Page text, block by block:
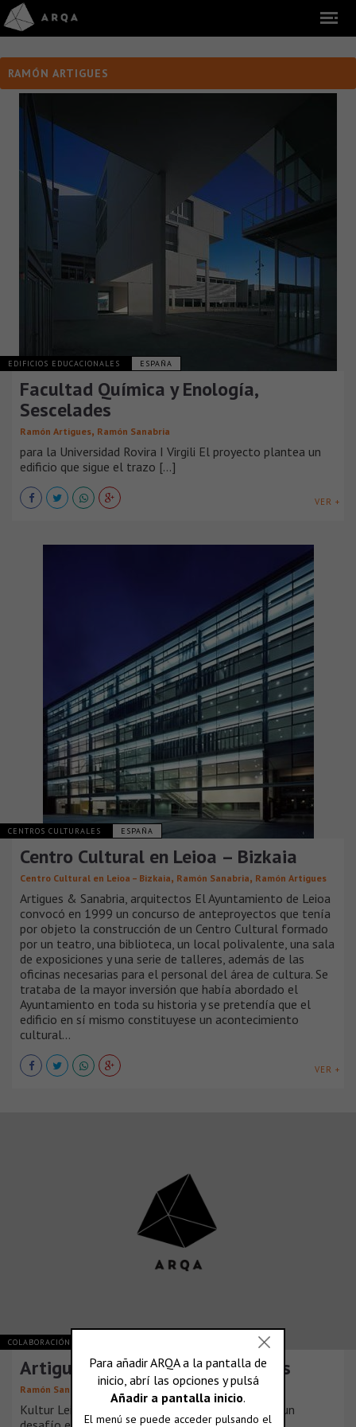
RAMÓN ARTIGUES
EDIFICIOS EDUCACIONALES ESPAÑA
Facultad Química y Enología,
Sescelades
Ramón Artigues, Ramón Sanabria
para la Universidad Rovira I Virgili El proyecto plantea un
edificio que sigue el trazo [...]
VER +
CENTROS CULTURALES ESPAÑA
Centro Cultural en Leioa – Bizkaia
Centro Cultural en Leioa – Bizkaia, Ramón Sanabria, Ramón Artigues
Artigues & Sanabria, arquitectos El Ayuntamiento de Leioa
convocó en 1999 un concurso de anteproyectos que tenía
por objeto la construcción de un Centro Cultural formado
por un teatro, una biblioteca, un local polivalente, una sala
de exposiciones y una serie de talleres, además de las
oficinas necesarias para el personal del área de cultura. Se
trataba de la mayor inversión que había abordado el
Ayuntamiento en toda su historia y se pretendía que el
edificio en sí mismo constituyese un acontecimiento
cultural...
VER +
COLABORACIÓN Y OPINIÓN
Artigues & Sanabria, Arquitectes
Ramón Sanabria ,Ramón Artigues
Kultur Leioa fue para nosotros desde el principio un